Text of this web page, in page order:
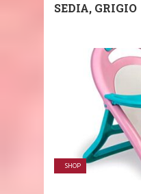
SEDIA, GRIGIO
SHOP